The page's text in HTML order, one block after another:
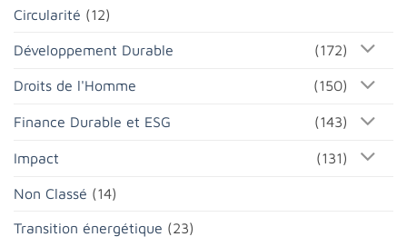
Circularité (12)
Développement Durable (172)
Droits de l'Homme (150)
Finance Durable et ESG (143)
Impact (131)
Non Classé (14)
Transition énergétique (23)